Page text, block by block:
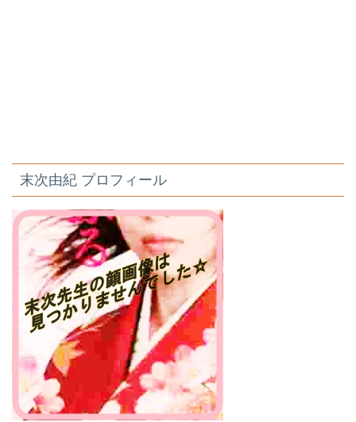
末次由紀 プロフィール